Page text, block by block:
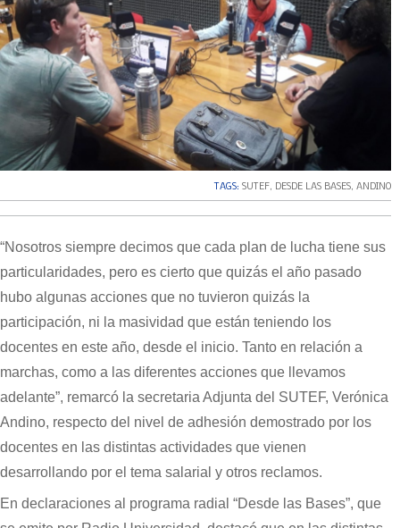
TAGS: SUTEF, DESDE LAS BASES, ANDINO
“Nosotros siempre decimos que cada plan de lucha tiene sus
particularidades, pero es cierto que quizás el año pasado
hubo algunas acciones que no tuvieron quizás la
participación, ni la masividad que están teniendo los
docentes en este año, desde el inicio. Tanto en relación a
marchas, como a las diferentes acciones que llevamos
adelante”, remarcó la secretaria Adjunta del SUTEF, Verónica
Andino, respecto del nivel de adhesión demostrado por los
docentes en las distintas actividades que vienen
desarrollando por el tema salarial y otros reclamos.
En declaraciones al programa radial “Desde las Bases”, que